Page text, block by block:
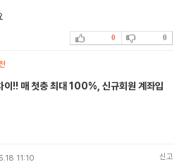
0 0
이!! 매 첫충 최대 100%, 신규회원 계좌입
11:10 신고